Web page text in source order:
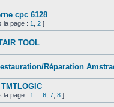
cpc 6128
la page : 1 2 ]
TOOL
Réparation
la page : 1 6 7 8 ]